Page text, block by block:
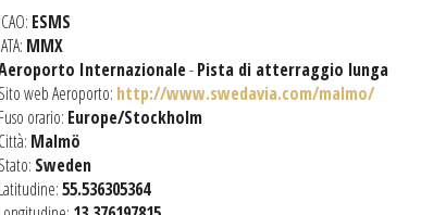
ICAO: ESMS
IATA: MMX
Internazionale-Pista di atterraggio lunga
Sito web Aeroporto: http://www.swedavia.com/malmo/
Fuso orario: Europe/Stockholm
Città: Malmö
Stato: Sweden
Latitudine:55.536305364